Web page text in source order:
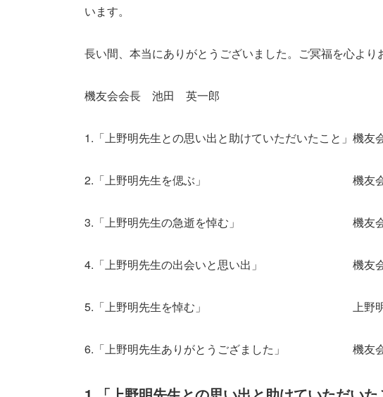
います。
長い間、本当にありがとうございました。ご冥福を心より
機友会会長 池田 英一郎
1.「上野明先生との思い出と助けていただいたこと」機
2.「上野明先生を偲ぶ」 機友会東海
3.「上野明先生の急逝を悼む」 機友会滋賀
4.「上野明先生の出会いと思い出」 機友会兵
5.「上野明先生を悼む」 上野明研究
6.「上野明先生ありがとうござました」 機友会